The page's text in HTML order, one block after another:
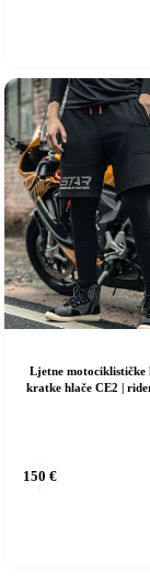
Ljetne motociklističke
kratke hlače CE2 |
150 €